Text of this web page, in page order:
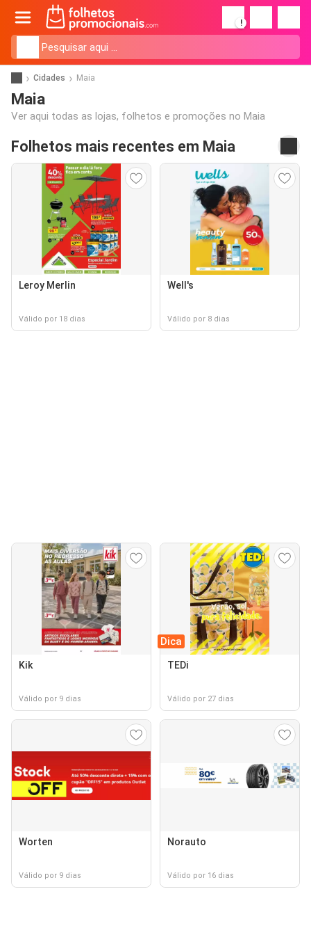
!
Cidades Maia
Maia
Ver aqui todas as lojas, folhetos e promoções no Maia
Folhetos mais recentes em Maia
Leroy Merlin
Válido por 18 dias
Well's
Válido por 8 dias
Kik
Válido por 9 dias
Dica
TEDi
Válido por 27 dias
Worten
Válido por 9 dias
Norauto
Válido por 16 dias